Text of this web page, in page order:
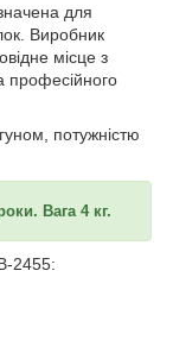
для
Виробник
місце з
професійного
потужністю
Вага 4 кг.
2455: